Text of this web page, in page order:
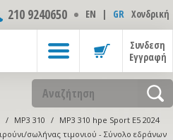
210 9240650 ΕΝ | GR Χονδρική
Συνδεση
Εγγραφή
/ MP3 310 / MP3 310 hpe Sport E5 2024
σωλήνας τιμονιού - Σύνολο εδράνων